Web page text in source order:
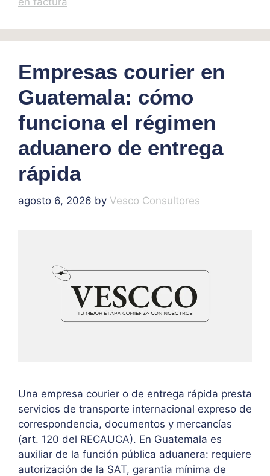
Empresas courier en
Guatemala: cómo
funciona el régimen
aduanero de entrega
rápida
agosto 6, 2026 by Vesco Consultores
Una empresa courier o de entrega rápida presta
servicios de transporte internacional expreso de
correspondencia, documentos y mercancías
(art. 120 del RECAUCA). En Guatemala es
auxiliar de la función pública aduanera: requiere
autorización de la SAT, garantía mínima de